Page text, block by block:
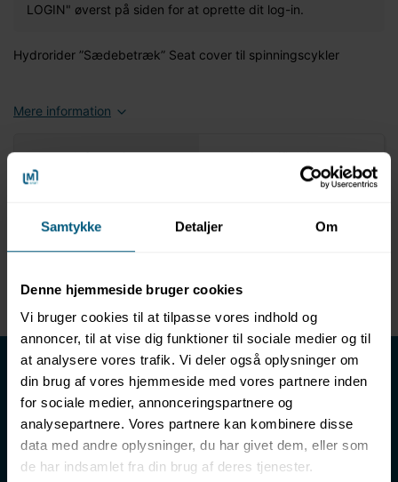
Samtykke Detaljer Om
Denne hjemmeside bruger cookies
Vi bruger cookies til at tilpasse vores indhold og
annoncer, til at vise dig funktioner til sociale medier og til
at analysere vores trafik. Vi deler også oplysninger om
din brug af vores hjemmeside med vores partnere inden
for sociale medier, annonceringspartnere og
analysepartnere. Vores partnere kan kombinere disse
data med andre oplysninger, du har givet dem, eller som
de har indsamlet fra din brug af deres tjenester.
LOGIN" øverst på siden for at oprette dit log-in.
Hydrorider ”Sædebetræk” Seat cover til spinningscykler
Mere information
Information Specifikationer
Mærke: Hydrorider
Varenummer: 08180209
LML SPORT - Alt til vand
LML SPORT er en engrosforhandler af alt til vand. Vores
sortiment omfatter f.eks. badetøj, svømmeudstyr, udstyr til
vandleg og vandsport, vandbehandling og teknik samt inventar
til vådrum, sauna & spa. Vores kunder er bl.a. svømmehaller,
badelande, friluftsbade, campingpladser, feriecentre,